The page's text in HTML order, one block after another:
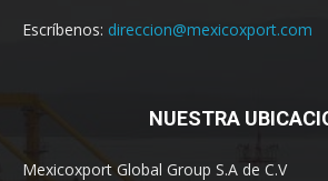
Escríbenos: direccion@mexicoxport.com
NUESTRA
Mexicoxport Global Group S.A de C.V